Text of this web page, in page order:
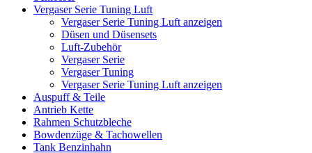
Vergaser Serie Tuning Luft
Vergaser Serie Tuning Luft anzeigen
Düsen und Düsensets
Luft-Zubehör
Vergaser Serie
Vergaser Tuning
Vergaser Serie Tuning Luft anzeigen
Auspuff & Teile
Antrieb Kette
Rahmen Schutzbleche
Bowdenzüge & Tachowellen
Tank Benzinhahn